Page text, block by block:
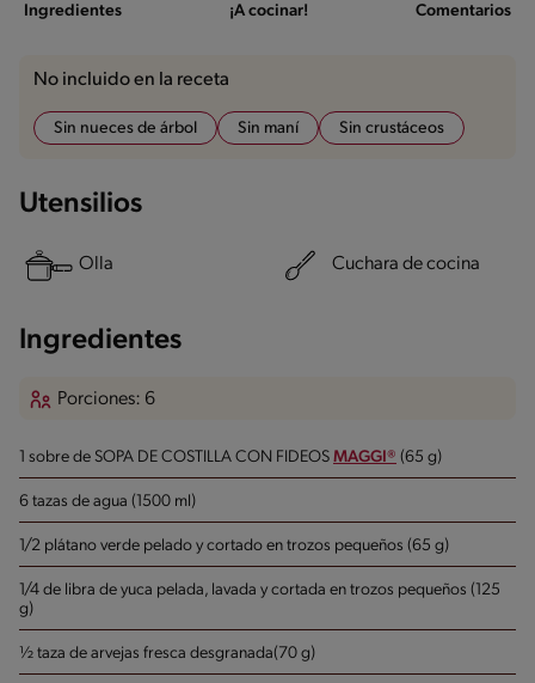
Ingredientes ¡A cocinar! Comentarios
No incluido en la receta
Sin nueces de árbol Sin maní Sin crustáceos
Utensilios
Olla Cuchara de cocina
Ingredientes
Porciones: 6
1 sobre de SOPA DE COSTILLA CON FIDEOS MAGGI® (65 g)
6 tazas de agua (1500 ml)
1/2 plátano verde pelado y cortado en trozos pequeños (65 g)
1/4 de libra de yuca pelada, lavada y cortada en trozos pequeños (125
g)
½ taza de arvejas fresca desgranada(70 g)